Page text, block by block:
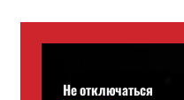
Не отключаться